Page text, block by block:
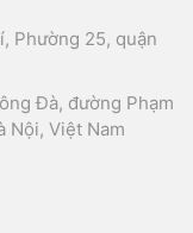
Phường 25, quận
Đà, đường Phạm
Nội, Việt Nam